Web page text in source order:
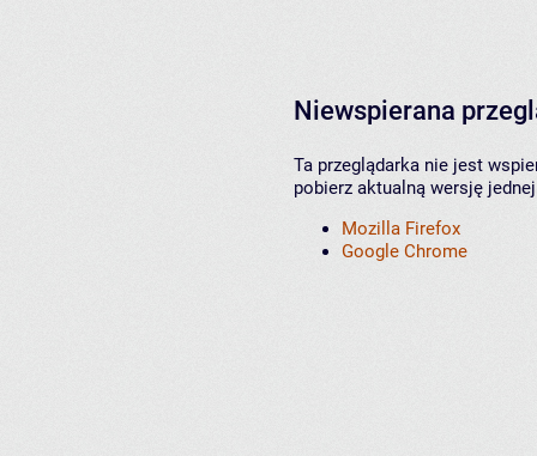
Niewspierana
Ta przeglądarka nie jest
pobierz aktualną wersję
Mozilla Firefox
Google Chrome